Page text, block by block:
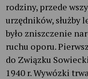
rodziny, przede
urzędników, służby
było zniszczenie
ruchu oporu.
do Związku
1940 r. Wywózki